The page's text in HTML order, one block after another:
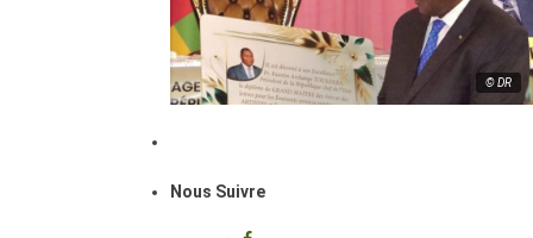
© DR
Nous Suivre